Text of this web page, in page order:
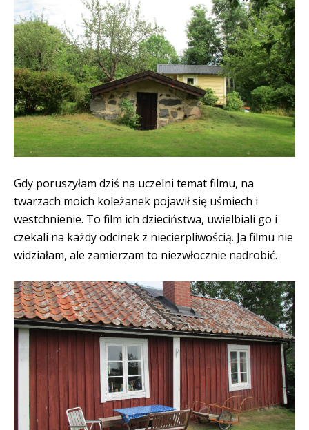
Gdy poruszyłam dziś na uczelni temat filmu, na
twarzach moich koleżanek pojawił się uśmiech i
westchnienie. To film ich dzieciństwa, uwielbiali go i
czekali na każdy odcinek z niecierpliwością. Ja filmu nie
widziałam, ale zamierzam to niezwłocznie nadrobić.